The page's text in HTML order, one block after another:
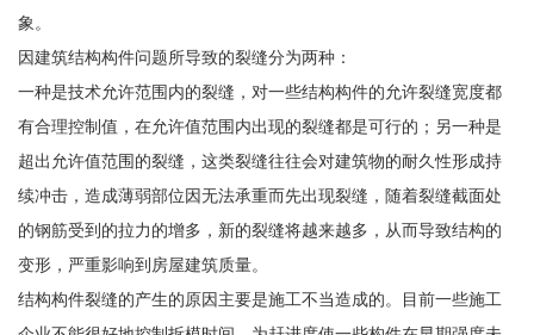
象。
因建筑结构构件问题所导致的裂缝分为两种：
一种是技术允许范围内的裂缝，对一些结构构件的允许裂缝宽度都
有合理控制值，在允许值范围内出现的裂缝都是可行的；另一种是
超出允许值范围的裂缝，这类裂缝往往会对建筑物的耐久性形成持
续冲击，造成薄弱部位因无法承重而先出现裂缝，随着裂缝截面处
的钢筋受到的拉力的增多，新的裂缝将越来越多，从而导致结构的
变形，严重影响到房屋建筑质量。
结构构件裂缝的产生的原因主要是施工不当造成的。目前一些施工